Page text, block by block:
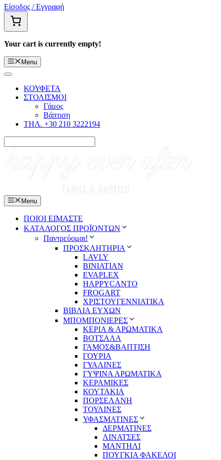
Είσοδος / Εγγραφή
Your cart is currently empty!
Menu
ΚΟΥΦΕΤΑ
ΣΤΟΛΙΣΜΟΙ
Γάμος
Βάπτιση
ΤΗΛ. +30 210 3222194
Menu
ΠΟΙΟΙ ΕΙΜΑΣΤΕ
ΚΑΤΑΛΟΓΟΣ ΠΡΟΪΟΝΤΩΝ
Παντρεύομαι!
ΠΡΟΣΚΛΗΤΗΡΙΑ
LAVLY
BINIATIAN
EVAPLEX
HAPPYCANTO
FROGART
ΧΡΙΣΤΟΥΓΕΝΝΙΑΤΙΚΑ
ΒΙΒΛΙΑ ΕΥΧΩΝ
ΜΠΟΜΠΟΝΙΕΡΕΣ
ΚΕΡΙΑ & ΑΡΩΜΑΤΙΚΑ
ΒΟΤΣΑΛΑ
ΓΑΜΟΣ&ΒΑΠΤΙΣΗ
ΓΟΥΡΙΑ
ΓΥΑΛΙΝΕΣ
ΓΥΨΙΝΑ ΑΡΩΜΑΤΙΚΑ
ΚΕΡΑΜΙΚΕΣ
ΚΟΥΤΑΚΙΑ
ΠΟΡΣΕΛΑΝΗ
ΤΟΥΛΙΝΕΣ
ΥΦΑΣΜΑΤΙΝΕΣ
ΔΕΡΜΑΤΙΝΕΣ
ΛΙΝΑΤΣΕΣ
ΜΑΝΤΗΛΙ
ΠΟΥΓΚΙΑ ΦΑΚΕΛΟΙ